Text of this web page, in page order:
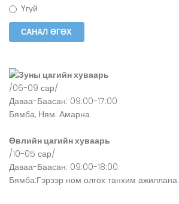
Үгүй
Зуны цагийн хуваарь
/06-09 сар/
Даваа-Баасан: 09:00-17:00
Бямба, Ням: Амарна
Өвлийн цагийн хуваарь
/10-05 сар/
Даваа-Баасан: 09:00-18:00.
Бямба:Гэрээр ном олгох танхим ажиллана.